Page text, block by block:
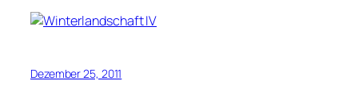
Dezember 25, 2011